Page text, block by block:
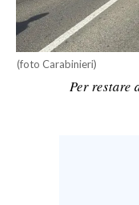
SPORT IN SARDEGNA
SPORT
(foto Carabinieri)
Per restare